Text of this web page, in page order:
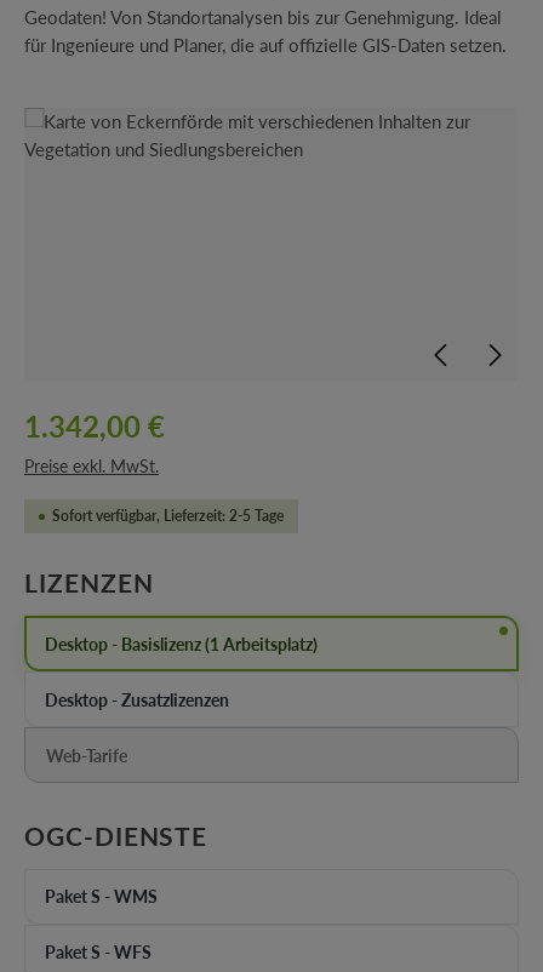
Geodaten! Von Standortanalysen bis zur Genehmigung. Ideal
für Ingenieure und Planer, die auf offizielle GIS-Daten setzen.
Bildergalerie überspringen
1.342,00 €
Preise exkl. MwSt.
Sofort verfügbar, Lieferzeit: 2-5 Tage
LIZENZEN
Desktop - Basislizenz (1 Arbeitsplatz)
Desktop - Zusatzlizenzen
Web-Tarife
(Diese Option ist zurzeit nicht verfügbar.)
OGC-DIENSTE
Paket S - WMS
Paket S - WFS